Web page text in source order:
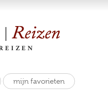
mijn favorieten